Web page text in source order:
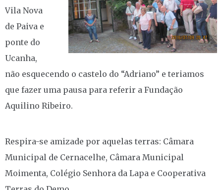
Vila Nova
de Paiva e
ponte do
Ucanha,
não esquecendo o castelo do “Adriano” e teriamos
que fazer uma pausa para referir a Fundação
Aquilino Ribeiro.
Respira-se amizade por aquelas terras: Câmara
Municipal de Cernacelhe, Câmara Municipal
Moimenta, Colégio Senhora da Lapa e Cooperativa